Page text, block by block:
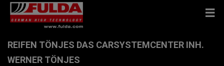
REIFEN TÖNJES DAS CARSYSTEMCENTER INH.
WERNER TÖNJES